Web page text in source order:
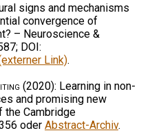
signs and mechanisms
convergence of
– Neuroscience &
DOI:
Link).
(2020): Learning in non-
and promising new
Cambridge
oder Abstract-Archiv.